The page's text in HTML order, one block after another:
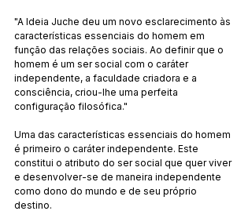
"A Ideia Juche deu um novo esclarecimento às
características essenciais do homem em
função das relações sociais. Ao definir que o
homem é um ser social com o caráter
independente, a faculdade criadora e a
consciência, criou-lhe uma perfeita
configuração filosófica."
Uma das características essenciais do homem
é primeiro o caráter independente. Este
constitui o atributo do ser social que quer viver
e desenvolver-se de maneira independente
como dono do mundo e de seu próprio
destino.